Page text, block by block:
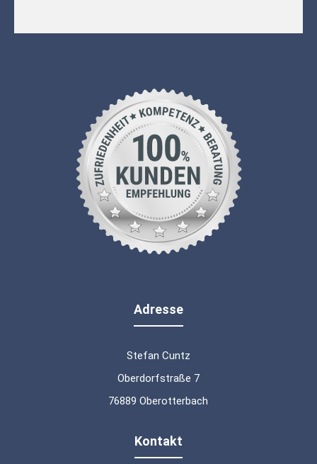
Adresse
Stefan Cuntz
Oberdorfstraße 7
76889 Oberotterbach
Kontakt